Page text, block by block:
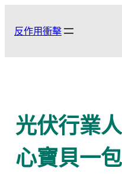
反作用衝擊
光伏行業
心寶貝一